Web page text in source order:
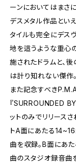
ーンにおいてはまさ
デスメタル作品とい
タイルも完全にデス
地を這うような重心
施されたドラムと、
は計り知れない傑作。
また記念すべき
『SURROUNDED
ットのみでリリース
トA面にあたる
曲を収録。B面にあ
曲のスタジオ録音曲